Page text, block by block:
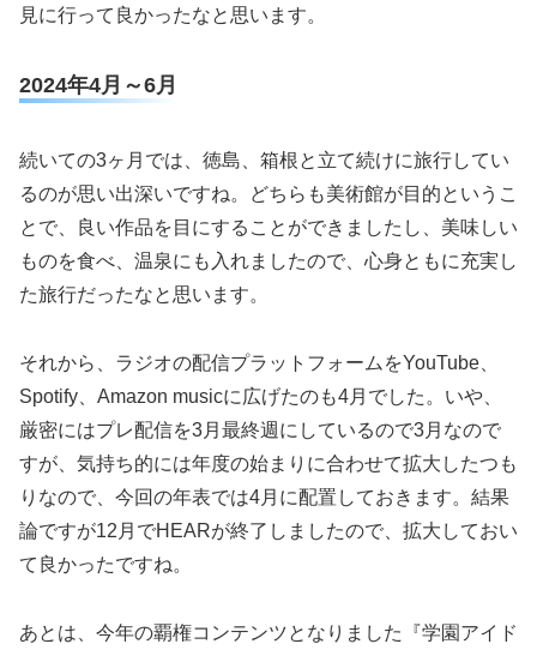
見に行って良かったなと思います。
2024年4月～6月
続いての3ヶ月では、徳島、箱根と立て続けに旅行してい
るのが思い出深いですね。どちらも美術館が目的というこ
とで、良い作品を目にすることができましたし、美味しい
ものを食べ、温泉にも入れましたので、心身ともに充実し
た旅行だったなと思います。
それから、ラジオの配信プラットフォームをYouTube、
Spotify、Amazon musicに広げたのも4月でした。いや、
厳密にはプレ配信を3月最終週にしているので3月なので
すが、気持ち的には年度の始まりに合わせて拡大したつも
りなので、今回の年表では4月に配置しておきます。結果
論ですが12月でHEARが終了しましたので、拡大しておい
て良かったですね。
あとは、今年の覇権コンテンツとなりました『学園アイド